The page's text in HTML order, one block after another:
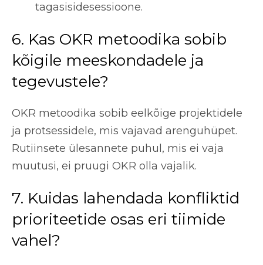
tagasisidesessioone.
6. Kas OKR metoodika sobib
kõigile meeskondadele ja
tegevustele?
OKR metoodika sobib eelkõige projektidele
ja protsessidele, mis vajavad arenguhüpet.
Rutiinsete ülesannete puhul, mis ei vaja
muutusi, ei pruugi OKR olla vajalik.
7. Kuidas lahendada konfliktid
prioriteetide osas eri tiimide
vahel?